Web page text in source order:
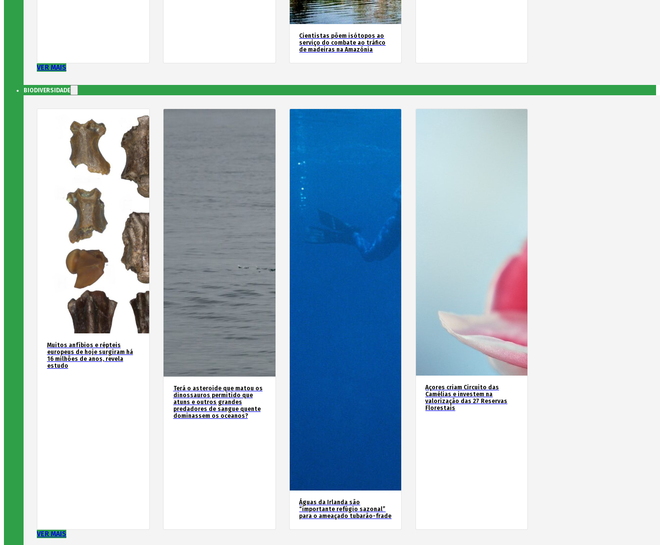
Cientistas põem isótopos ao
serviço do combate ao tráfico
de madeiras na Amazónia
VER MAIS
BIODIVERSIDADE
Muitos anfíbios e répteis
europeus de hoje surgiram há
16 milhões de anos, revela
estudo
Terá o asteroide que matou os
dinossauros permitido que
atuns e outros grandes
predadores de sangue quente
dominassem os oceanos?
Águas da Irlanda são
“importante refúgio sazonal”
para o ameaçado tubarão-frade
Açores criam Circuito das
Camélias e investem na
valorização das 27 Reservas
Florestais
VER MAIS